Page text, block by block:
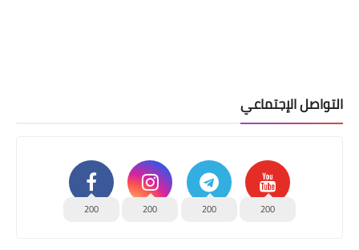
التواصل الإجتماعي
200
200
200
200